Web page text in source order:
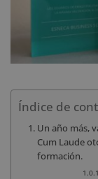
Índice de
Un año más,
Cum Laude
formación.